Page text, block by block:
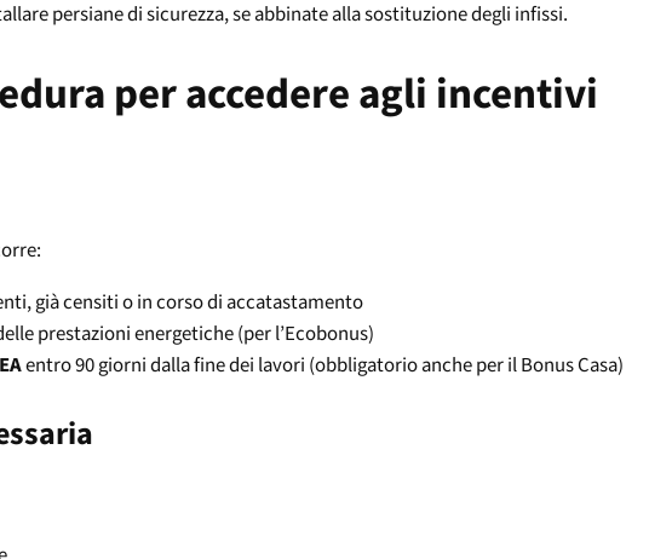
persiane di sicurezza, se abbinate alla sostituzione degli infissi.
per accedere agli incentivi
già censiti o in corso di accatastamento
prestazioni energetiche (per l’Ecobonus)
entro 90 giorni dalla fine dei lavori (obbligatorio anche per il Bonus Casa)